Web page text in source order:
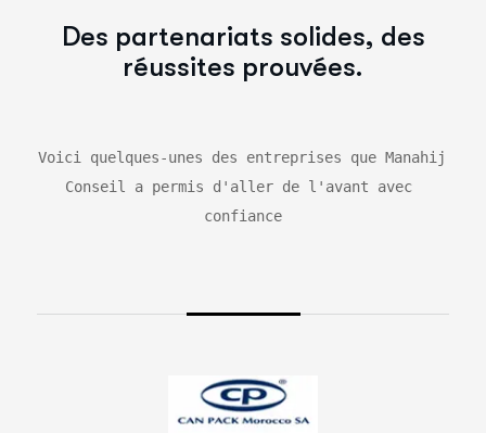
Des partenariats solides, des
réussites prouvées.
Voici quelques-unes des entreprises que Manahij
Conseil a permis d'aller de l'avant avec
confiance